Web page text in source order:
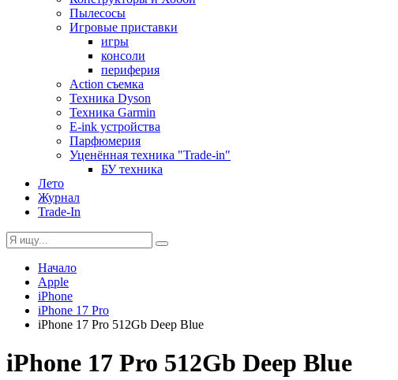
Пылесосы
Игровые приставки
игры
консоли
периферия
Action съемка
Техника Dyson
Техника Garmin
E-ink устройства
Парфюмерия
Уценённая техника "Trade-in"
БУ техника
Лето
Журнал
Trade-In
Начало
Apple
iPhone
iPhone 17 Pro
iPhone 17 Pro 512Gb Deep Blue
iPhone 17 Pro 512Gb Deep Blue